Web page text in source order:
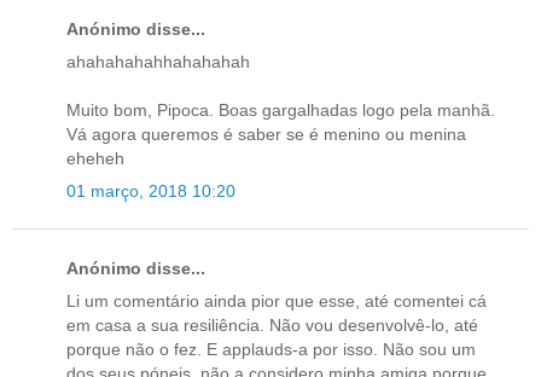
Anónimo disse...
ahahahahahhahahahah
Muito bom, Pipoca. Boas gargalhadas logo pela manhã.
Vá agora queremos é saber se é menino ou menina
eheheh
01 março, 2018 10:20
Anónimo disse...
Li um comentário ainda pior que esse, até comentei cá
em casa a sua resiliência. Não vou desenvolvê-lo, até
porque não o fez. E applauds-a por isso. Não sou um